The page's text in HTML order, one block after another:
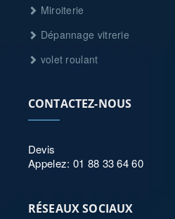
Miroiterie
Dépannage vitrerie
volet roulant
CONTACTEZ-NOUS
Devis
Appelez: 01 88 33 64 60
RÉSEAUX SOCIAUX